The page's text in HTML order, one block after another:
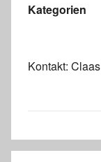
Kategorien
Kontakt: